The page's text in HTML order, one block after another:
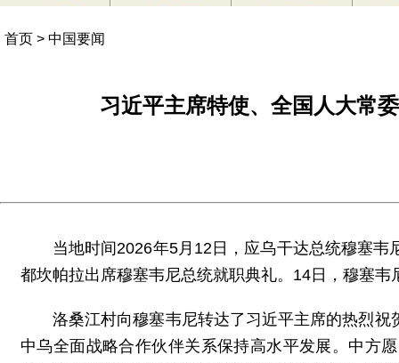
首页 > 中国要闻
习近平主席特使、全国人大常
当地时间2026年5月12日，应乌干达总统穆塞
都坎帕拉出席穆塞韦尼总统就职典礼。14日，穆塞韦
洛桑江村向穆塞韦尼转达了习近平主席的热烈
中乌全面战略合作伙伴关系保持高水平发展。中方